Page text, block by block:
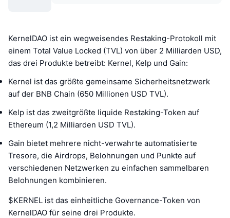
KernelDAO ist ein wegweisendes Restaking-Protokoll mit
einem Total Value Locked (TVL) von über 2 Milliarden USD,
das drei Produkte betreibt: Kernel, Kelp und Gain:
Kernel ist das größte gemeinsame Sicherheitsnetzwerk
auf der BNB Chain (650 Millionen USD TVL).
Kelp ist das zweitgrößte liquide Restaking-Token auf
Ethereum (1,2 Milliarden USD TVL).
Gain bietet mehrere nicht-verwahrte automatisierte
Tresore, die Airdrops, Belohnungen und Punkte auf
verschiedenen Netzwerken zu einfachen sammelbaren
Belohnungen kombinieren.
$KERNEL ist das einheitliche Governance-Token von
KernelDAO für seine drei Produkte.